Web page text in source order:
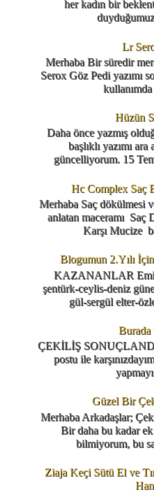
her kadın bir
Lr
Merhaba Bir süredir
Serox Göz Pedi yazımı
Hüzün
Daha önce yazmış
başlıklı yazımı
güncelliyorum. 15
Hc Complex Saç
Merhaba Saç dökülmesi
anlatan maceramı Saç
Karşı Mucize
Blogumun 2.Yılı
KAZANANLAR
şentürk-ceylis-deniz
gül-sergül elter-
Burada
ÇEKİLİŞ
postu ile
Güzel Bir
Merhaba Arkadaşlar;
Bir daha bu kadar ek
bilmiyorum, bu
Ziaja Keçi Sütü El ve